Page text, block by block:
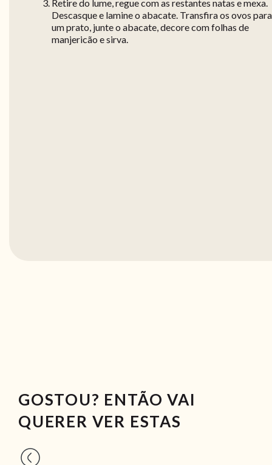
Retire do lume, regue com as restantes natas e mexa.
Descasque e lamine o abacate. Transfira os ovos para
um prato, junte o abacate, decore com folhas de
manjericão e sirva.
GOSTOU? ENTÃO VAI
QUERER VER ESTAS